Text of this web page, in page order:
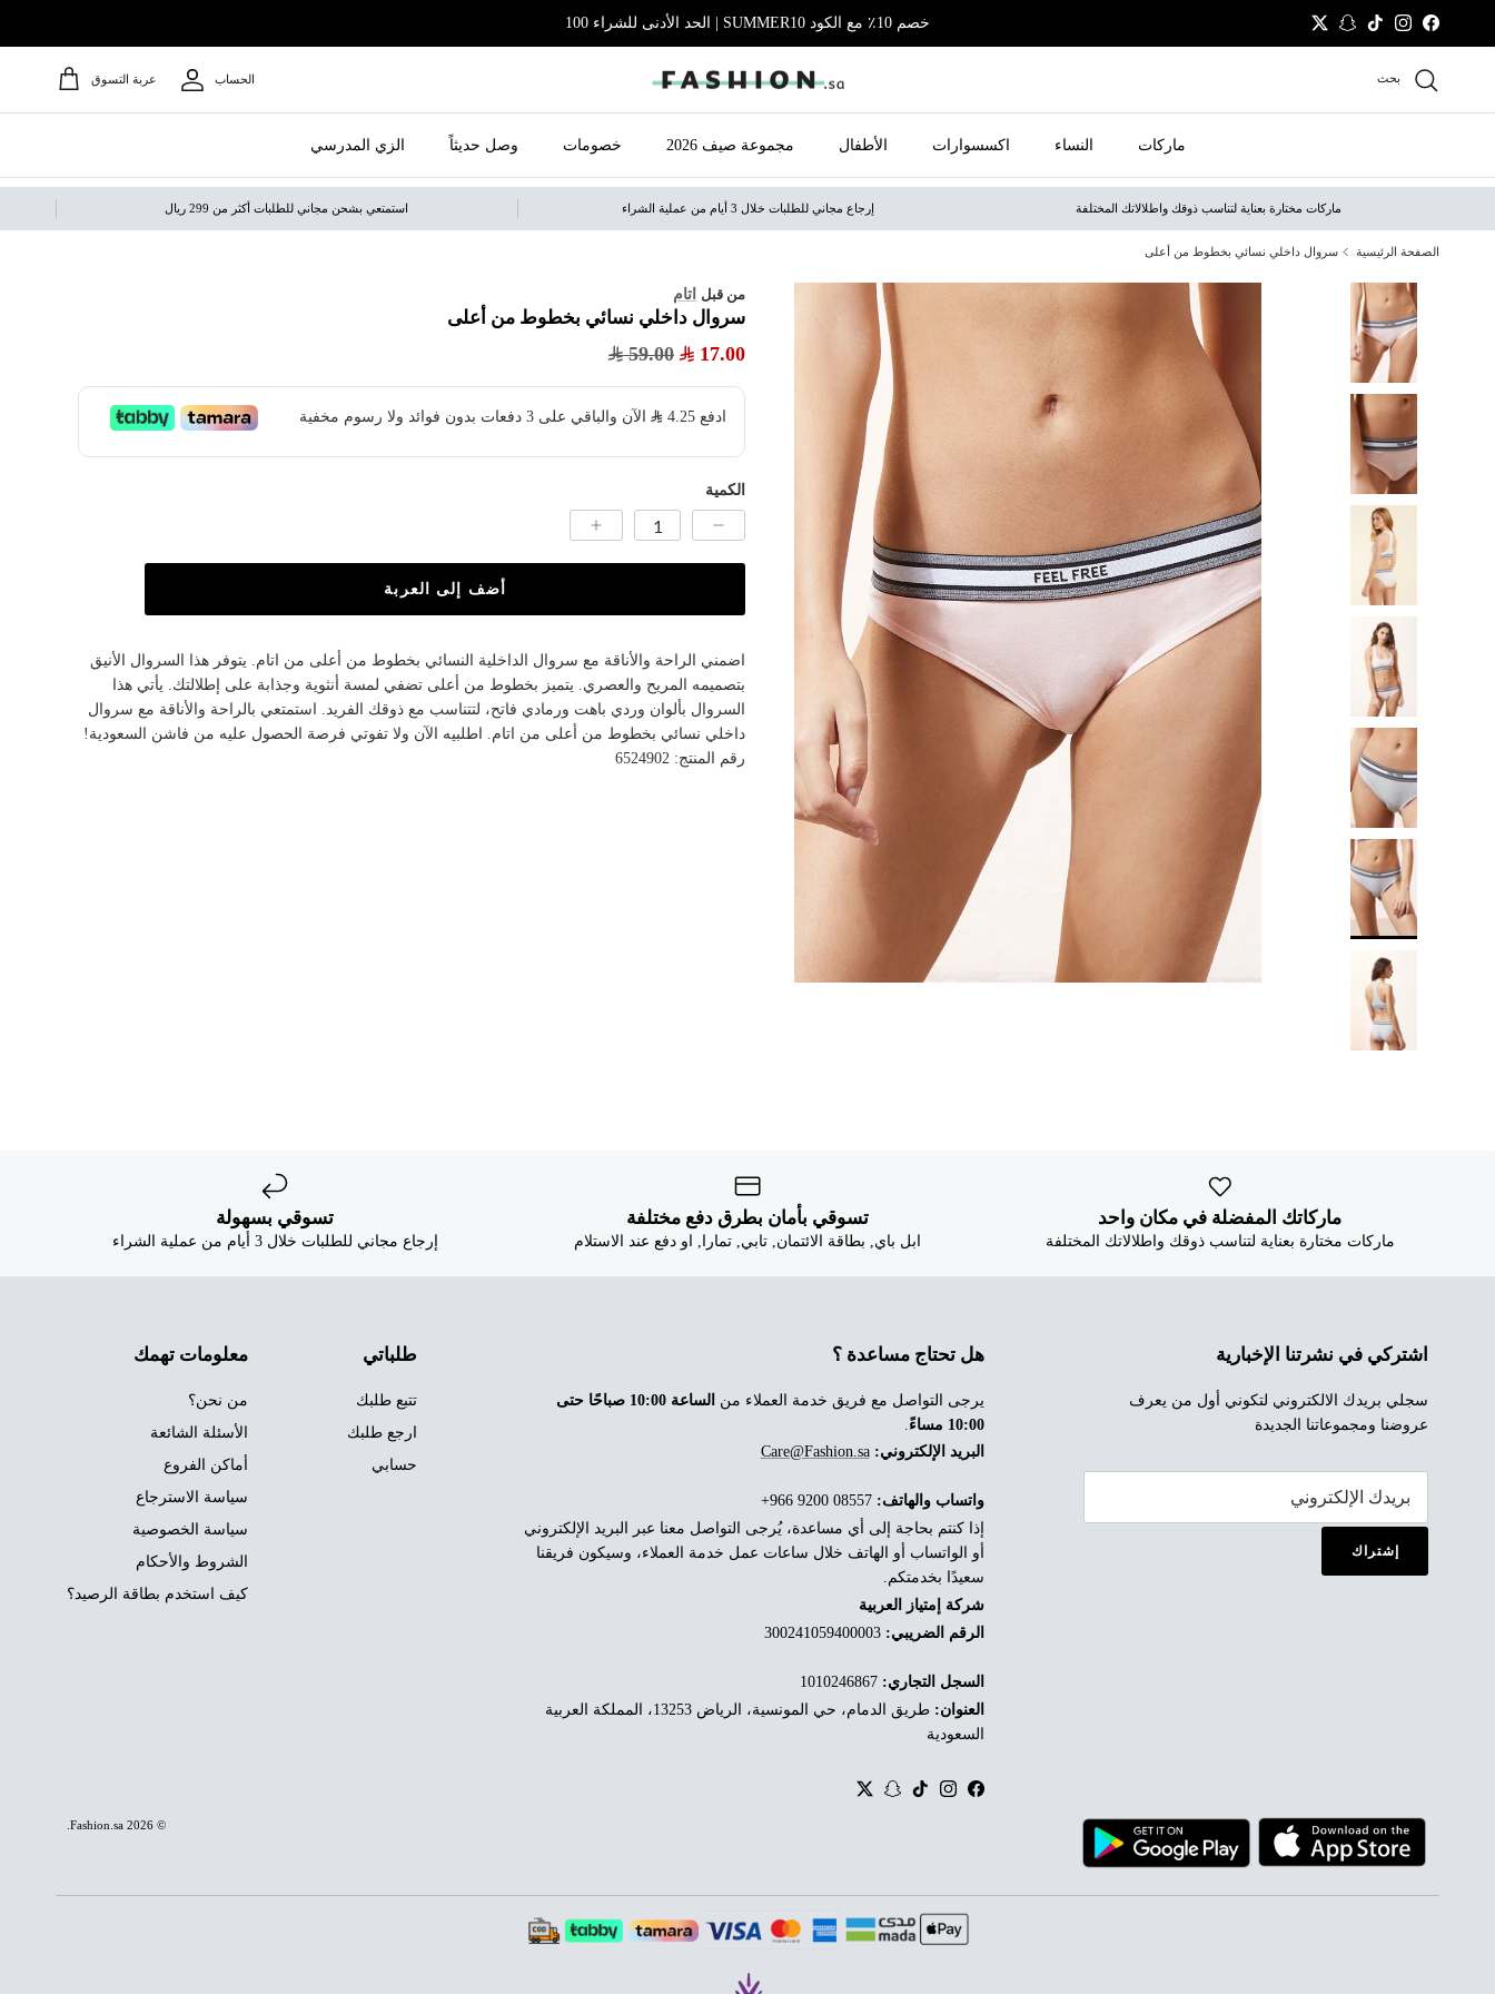
انتقل إلى المحتوى
Facebook
Instagram
TikTok
Snapchat
Twitter خصم 10٪ مع الكود SUMMER10 | الحد الأدنى للشراء 100
بحث الحساب عربة التسوق
ماركات النساء اكسسوارات الأطفال مجموعة صيف 2026 خصومات وصل حديثاً الزي المدرسي
ماركات مختارة بعناية لتناسب ذوقك واطلالاتك المختلفة إرجاع مجاني للطلبات خلال 3 أيام من عملية الشراء استمتعي بشحن مجاني للطلبات أكثر من 299 ريال
الصفحة الرئيسية سروال داخلي نسائي بخطوط من أعلى
من قبل اتام
سروال داخلي نسائي بخطوط من أعلى
17.00
59.00
ادفع 4.25 ​ الآن والباقي على 3 دفعات بدون فوائد ولا رسوم مخفية
الكمية
أضف إلى العربة
اضمني الراحة والأناقة مع سروال الداخلية النسائي بخطوط من أعلى من اتام. يتوفر هذا السروال الأنيق
بتصميمه المريح والعصري. يتميز بخطوط من أعلى تضفي لمسة أنثوية وجذابة على إطلالتك. يأتي هذا
السروال بألوان وردي باهت ورمادي فاتح، لتتناسب مع ذوقك الفريد. استمتعي بالراحة والأناقة مع سروال
داخلي نسائي بخطوط من أعلى من اتام. اطلبيه الآن ولا تفوتي فرصة الحصول عليه من فاشن السعودية!
رقم المنتج: 6524902
ماركاتك المفضلة في مكان واحد
ماركات مختارة بعناية لتناسب ذوقك واطلالاتك المختلفة
تسوقي بأمان بطرق دفع مختلفة
ابل باي, بطاقة الائتمان, تابي, تمارا, او دفع عند الاستلام
تسوقي بسهولة
إرجاع مجاني للطلبات خلال 3 أيام من عملية الشراء
اشتركي في نشرتنا الإخبارية
سجلي بريدك الالكتروني لتكوني أول من يعرف
عروضنا ومجموعاتنا الجديدة
إشتراك
هل تحتاج مساعدة ؟
يرجى التواصل مع فريق خدمة العملاء من
الساعة 10:00 صباحًا حتى
10:00 مساءً
البريد الإلكتروني: Care@Fashion.sa
واتساب والهاتف: ‎+966 9200 08557
إذا كنتم بحاجة إلى أي مساعدة، يُرجى التواصل معنا عبر البريد الإلكتروني
أو الواتساب أو الهاتف خلال ساعات عمل خدمة العملاء، وسيكون فريقنا
سعيدًا بخدمتكم.
شركة إمتياز العربية
الرقم الضريبي: 300241059400003
السجل التجاري: 1010246867
العنوان:
طريق الدمام، حي المونسية، الرياض 13253، المملكة العربية
السعودية
Facebook
Instagram
TikTok
Snapchat
Twitter
طلباتي
تتبع طلبك
ارجع طلبك
حسابي
معلومات تهمك
من نحن؟
الأسئلة الشائعة
أماكن الفروع
سياسة الاسترجاع
سياسة الخصوصية
الشروط والأحكام
كيف استخدم بطاقة الرصيد؟
© 2026
Fashion.sa